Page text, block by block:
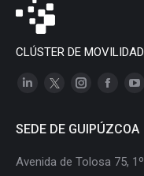
CLÚSTER DE
Linkedin
opens
X
opens
Instagram
opens
in
opens
in
in
SEDE DE GUIPÚZCOA
Avenida de Tolosa 75,